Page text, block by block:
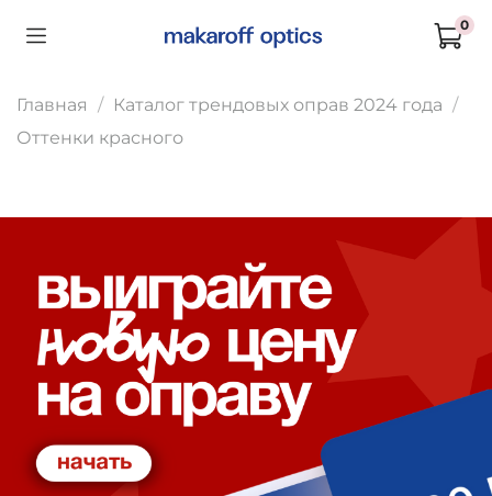
0
Главная
Каталог трендовых оправ 2024 года
Оттенки красного